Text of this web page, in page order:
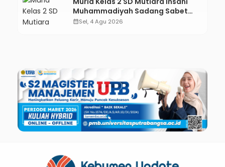
Muhammadiyah Sadang Sabet
Emas dan Perak di Kejurda Tapak
calendar_monthSel, 4 Agu 2026